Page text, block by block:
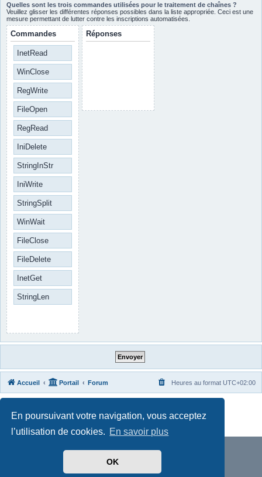
En poursuivant votre navigation, vous acceptez
l’utilisation de cookies. En savoir plus
OK
Quelles sont les trois commandes utilisées pour le traitement de chaînes ?
Veuillez glisser les différentes réponses possibles dans la liste appropriée. Ceci est une
mesure permettant de lutter contre les inscriptions automatisées.
Commandes
InetRead
WinClose
RegWrite
FileOpen
RegRead
IniDelete
StringInStr
IniWrite
StringSplit
WinWait
FileClose
FileDelete
InetGet
StringLen
Réponses
Accueil Portail Forum Heures au format UTC+02:00
Traduit parphpBB-fr.com